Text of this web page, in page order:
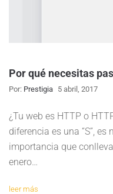
Por qué necesitas
Por: Prestigia 5 abril, 2017
¿Tu web es HTTP o
diferencia es una “S”,
importancia que
enero…
leer más